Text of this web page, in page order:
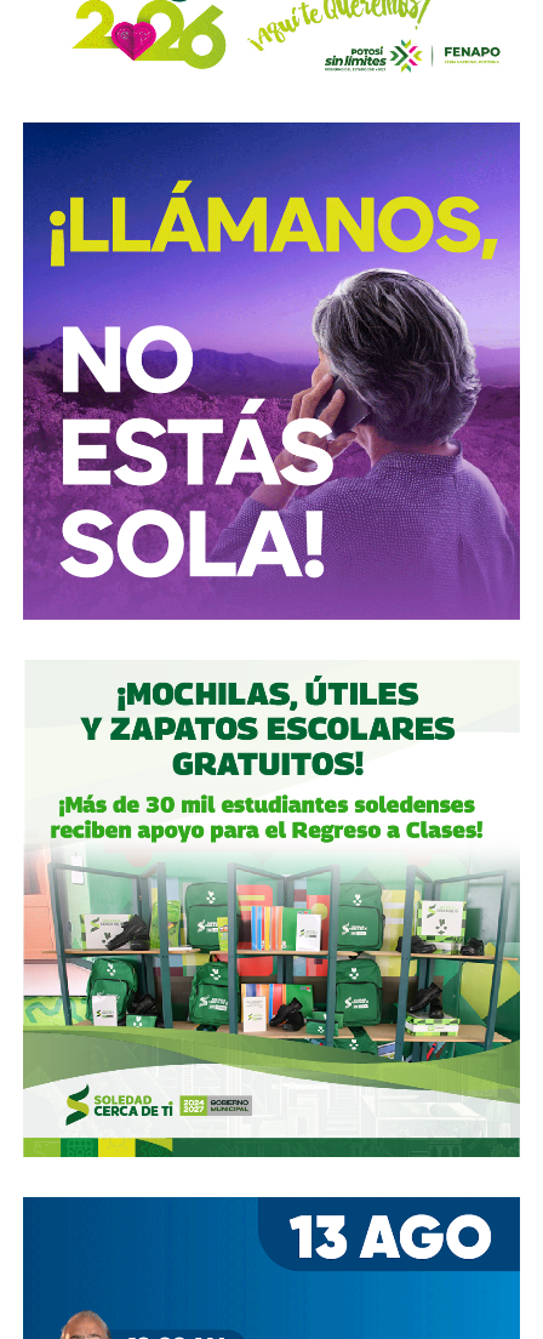
reducir la presión sobre sus sistemas de defensa aérea y
ahorrar una cantidad importante de interceptores.
planteado esta posibilidad al presidente estadounidense
Donald Trump durante su encuentro del 28 de julio en la
Casa Blanca.
Sin embargo, hasta ahora Washington no ha autorizado el
acceso solicitado.
La petición ocurre además en un momento en el que
Ucrania depende cada vez más de sus aliados para
sostener su defensa aérea. Kiev desarrolla su propio
sistema de defensa bajo el proyecto Freya, pero este no
estaría listo sino hasta el próximo año.
Mientras tanto, la amenaza rusa continúa aumentando y
Ucrania se prepara para una nueva temporada de invierno
en la que teme un incremento de los ataques contra
infraestructura y ciudades.
intento de cambiar la lógica de la defensa: dejar de gastar
exclusivamente los escasos misiles interceptores para
destruir los proyectiles rusos y tratar de impedir que
estos sean lanzados desde el origen.
Con información deEl País.
También lee:Adolescente mata a siete personas en
escuela de Tailandia